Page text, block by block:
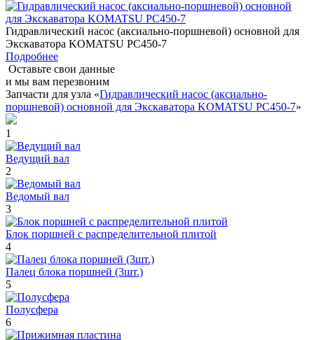
Гидравлический насос (аксиально-поршневой) основной для
Экскаватора KOMATSU PC450-7
Подробнее
Оставьте свои данные
и мы вам перезвоним
Запчасти для узла «Гидравлический насос (аксиально-
поршневой) основной для Экскаватора KOMATSU PC450-7»
1
Ведущий вал
2
Ведомый вал
3
Блок поршней c распределительной плитой
4
Палец блока поршней (3шт.)
5
Полусфера
6